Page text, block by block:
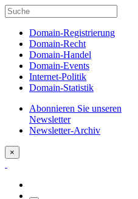
Domain-Registrierung
Domain-Recht
Domain-Handel
Domain-Events
Internet-Politik
Domain-Statistik
Abonnieren Sie unseren
Newsletter
Newsletter-Archiv
×